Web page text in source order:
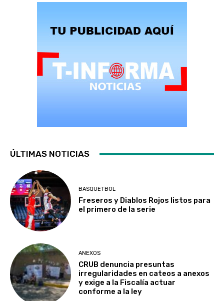
ÚLTIMAS NOTICIAS
BASQUETBOL
Freseros y Diablos Rojos listos para
el primero de la serie
ANEXOS
CRUB denuncia presuntas
irregularidades en cateos a anexos
y exige a la Fiscalía actuar
conforme a la ley